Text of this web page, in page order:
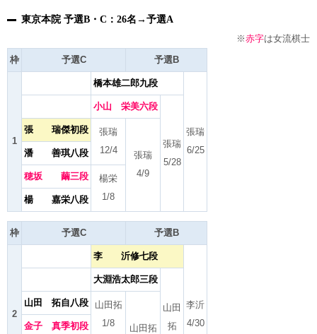
東京本院 予選B・C：26名→予選A
※赤字は女流棋士
枠
予選C 予選B
1
橋本雄二郎九段
張瑞
6/25
小山 栄美六段
張瑞
5/28
張 瑞傑初段
張瑞
12/4
張瑞
4/9
潘 善琪八段
穂坂 繭三段
楊栄
1/8
楊 嘉栄八段
枠 予選C 予選B
2
李 沂修七段
李沂
4/30
大淵浩太郎三段
山田
拓
山田 拓自八段
山田拓
1/8
山田拓
金子 真季初段